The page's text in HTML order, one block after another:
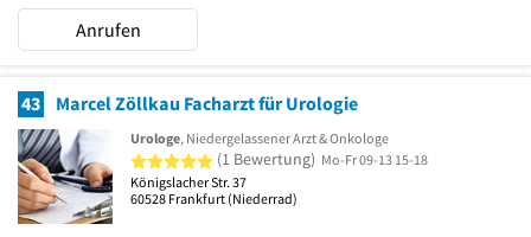
Anrufen
43 Marcel Zöllkau Facharzt für Urologie
Urologe, Niedergelassener Arzt & Onkologe
5 von 5 Sternen
(1 Bewertung) Mo-Fr 09-13 15-18
Königslacher Str. 37
60528 Frankfurt (Niederrad)